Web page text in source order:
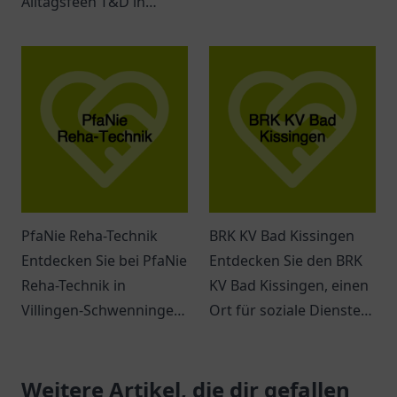
individuelle
Unterstützung im Alltag
für Jung und Alt.
und umfassenden
Dienstleistungen.
PfaNie Reha-Technik
Entdecken Sie bei PfaNie
Reha-Technik in
Villingen-Schwenningen
Verbesserung Ihrer
BRK KV Bad Kissingen
Entdecken Sie den BRK
KV Bad Kissingen, einen
Ort für soziale Dienste
Weitere Artikel, die dir gefallen